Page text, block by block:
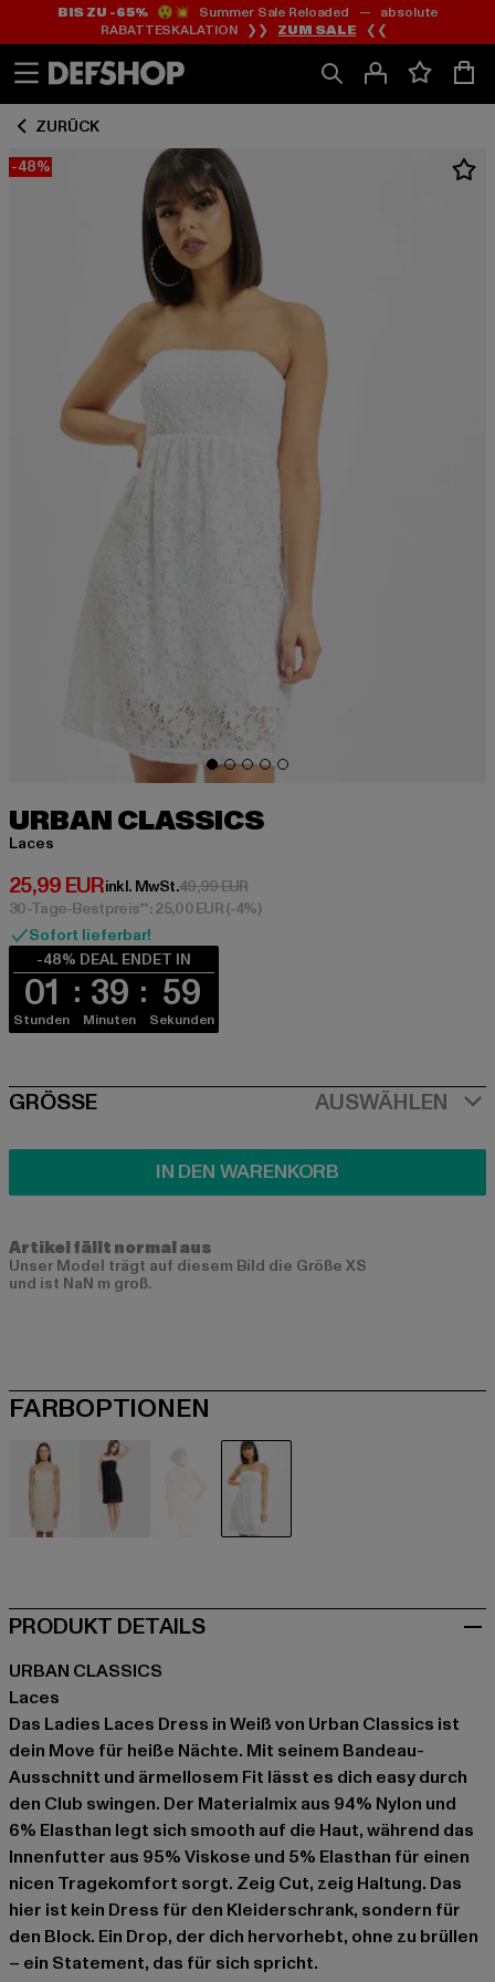
Zum
Inhalt
springen
Zum
Fußzeile
springen
BIS ZU -65%😲💥 Summer Sale Reloaded — absolute
RABATTESKALATION ❯❯ ZUM SALE ❮❮
ZURÜCK
-48%
URBAN CLASSICS
Laces
25,99 EUR
Derzeitiger Preis: 25,99 EUR
inkl. MwSt.49,99 EURAktionspreis: 49,99 EUR
30-Tage-Bestpreis**: 25,00 EUR(-4%)
Sofort lieferbar!
-48% DEAL ENDET IN
01
Stunden
39
Minuten
58
Sekunden
SIZE
GRÖSSE AUSWÄHLEN
IN DEN WARENKORB
Artikel fällt normal aus
Unser Model trägt auf diesem Bild die Größe XS
und ist NaN m groß.
FARBOPTIONEN
PRODUKT DETAILS
URBAN CLASSICS
Laces
Das Ladies Laces Dress in Weiß von Urban Classics ist
dein Move für heiße Nächte. Mit seinem Bandeau-
Ausschnitt und ärmellosem Fit lässt es dich easy durch
den Club swingen. Der Materialmix aus 94% Nylon und
6% Elasthan legt sich smooth auf die Haut, während das
Innenfutter aus 95% Viskose und 5% Elasthan für einen
nicen Tragekomfort sorgt. Zeig Cut, zeig Haltung. Das
hier ist kein Dress für den Kleiderschrank, sondern für
den Block. Ein Drop, der dich hervorhebt, ohne zu brüllen
– ein Statement, das für sich spricht.